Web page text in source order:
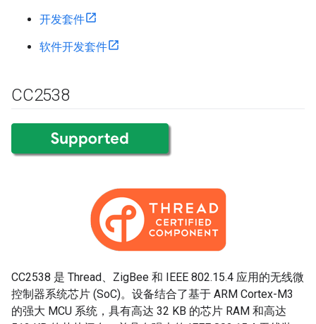
开发套件
软件开发套件
CC2538
CC2538 是 Thread、ZigBee 和 IEEE 802.15.4 应用的无线微
控制器系统芯片 (SoC)。设备结合了基于 ARM Cortex-M3
的强大 MCU 系统，具有高达 32 KB 的芯片 RAM 和高达